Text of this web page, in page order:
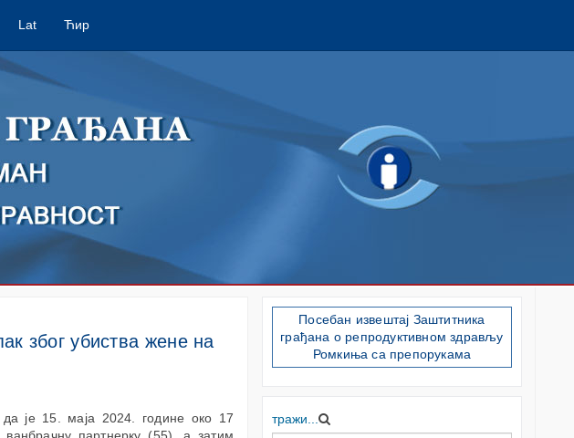
Lat Ћир
због убиства жене на
је 15. маја 2024. године око 17
Посебан извештај Заштитника
грађана о репродуктивном здрављу
Ромкиња са препорукама
тражи...